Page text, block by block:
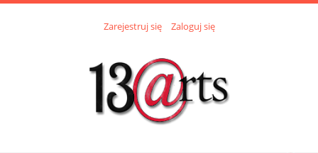
Zarejestruj się Zaloguj się